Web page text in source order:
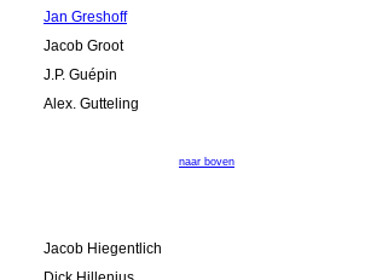
Jan Greshoff
Jacob Groot
J.P. Guépin
Alex. Gutteling
naar boven
Jacob Hiegentlich